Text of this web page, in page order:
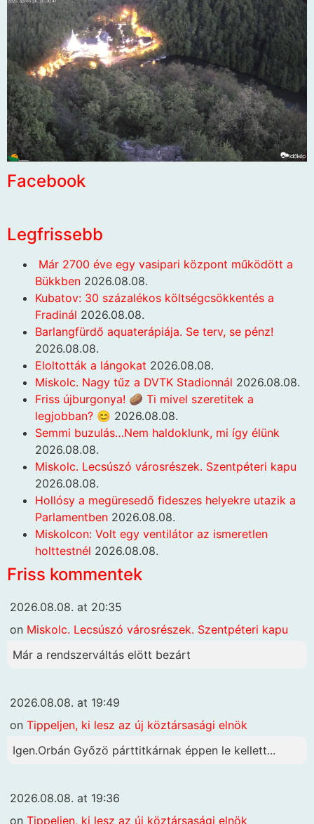
Facebook
Legfrissebb
Már 2700 éve egy vasipari központ működött a
Bükkben 2026.08.08.
Kubatov: 30 százalékos költségcsökkentés a
Fradinál 2026.08.08.
Barlangfürdő aquaterápiája. Se terv, se pénz!
2026.08.08.
Eloltották a lángokat 2026.08.08.
Miskolc. Nagy tűz a DVTK Stadionnál 2026.08.08.
Friss újburgonya! 🥔 Ti mivel szeretitek a
legjobban? 😊 2026.08.08.
Semmi buzulás…Nem haldoklunk, mi így élünk
2026.08.08.
Miskolc. Lecsúszó városrészek. Szentpéteri kapu
2026.08.08.
Hollósy a megüresedő fideszes helyekre utazik a
Parlamentben 2026.08.08.
Miskolcon: Volt egy ventilátor az ismeretlen
holttestnél 2026.08.08.
Friss kommentek
2026.08.08. at 20:35
on Miskolc. Lecsúszó városrészek. Szentpéteri kapu
Már a rendszerváltás elött bezárt
2026.08.08. at 19:49
on Tippeljen, ki lesz az új köztársasági elnök
Igen.Orbán Győzö párttitkárnak éppen le kellett...
2026.08.08. at 19:36
on Tippeljen, ki lesz az új köztársasági elnök